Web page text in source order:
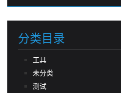
分类目录
工具
未分类
测试